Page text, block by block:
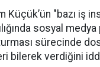
Küçük’ün "bazı iş
sosyal medya
sürecinde
bilerek verdiğini